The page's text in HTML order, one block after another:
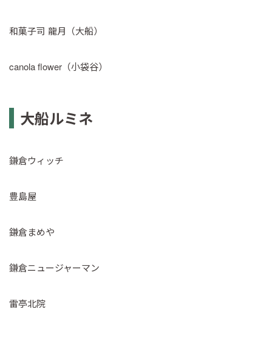
和菓子司 龍月（大船）
canola flower（小袋谷）
大船ルミネ
鎌倉ウィッチ
豊島屋
鎌倉まめや
鎌倉ニュージャーマン
雷亭北院